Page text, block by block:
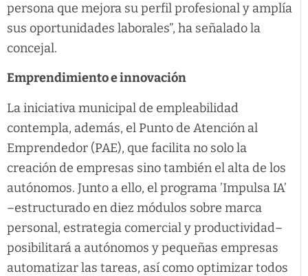
persona que mejora su perfil profesional y amplía
sus oportunidades laborales”, ha señalado la
concejal.
Emprendimiento e innovación
La iniciativa municipal de empleabilidad
contempla, además, el Punto de Atención al
Emprendedor (PAE), que facilita no solo la
creación de empresas sino también el alta de los
autónomos. Junto a ello, el programa ’Impulsa IA’
–estructurado en diez módulos sobre marca
personal, estrategia comercial y productividad–
posibilitará a autónomos y pequeñas empresas
automatizar las tareas, así como optimizar todos